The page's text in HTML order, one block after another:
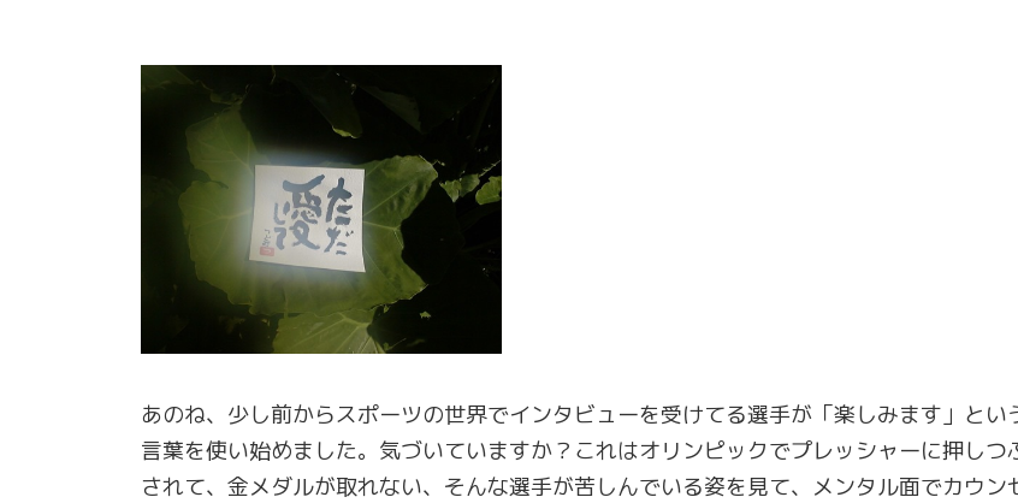
あのね、少し前からスポーツの世界でインタビューを受けてる選手が「楽しみます」とい
言葉を使い始めました。気づいていますか？これはオリンピックでプレッシャーに押しつ
されて、金メダルが取れない、そんな選手が苦しんでいる姿を見て、メンタル面でカウン